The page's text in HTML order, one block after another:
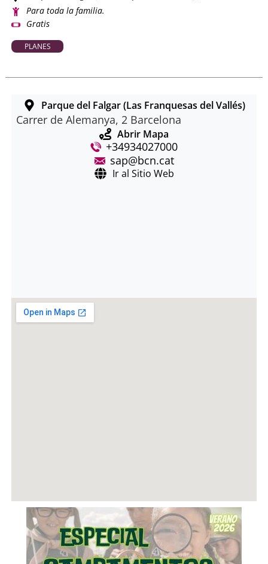
Para toda la familia.
Gratis
PLANES
Parque del Falgar (Las Franquesas del Vallés)
Carrer de Alemanya, 2 Barcelona
Abrir Mapa
+34934027000
sap@bcn.cat
Ir al Sitio Web